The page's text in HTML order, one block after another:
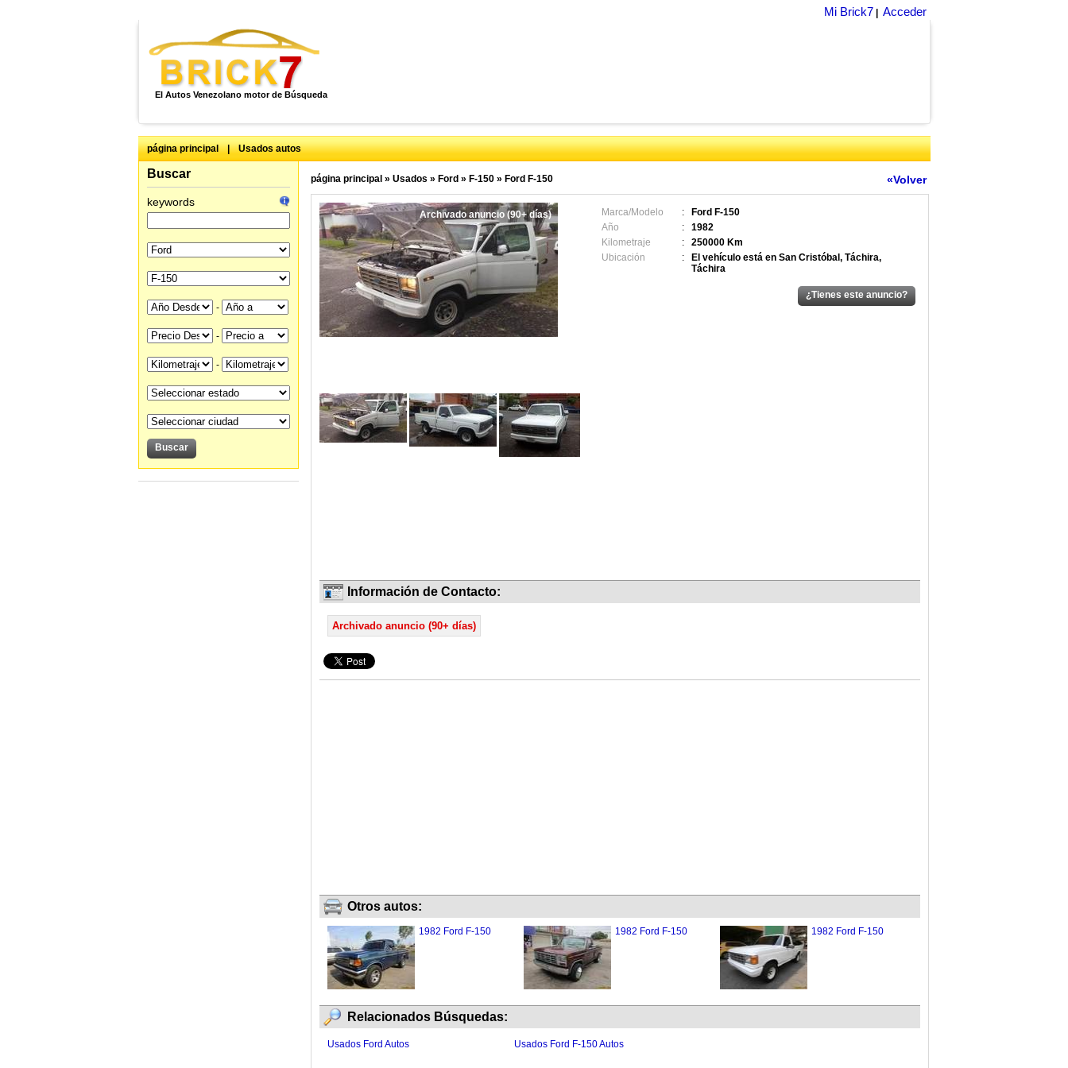
Mi Brick7 Acceder
El Autos Venezolano motor de Búsqueda
página principal | Usados autos
Buscar
keywords
-
-
-
«Volver
página principal » Usados » Ford » F-150» Ford F-150
Archivado anuncio (90+ días) Marca/Modelo :
Ford F-150
Año
:
1982
Kilometraje
:
250000 Km
Ubicación
:
El vehículo está en San Cristóbal, Táchira,
Táchira
Información de Contacto:
Archivado anuncio (90+ días)
Otros autos:
1982 Ford F-150 1982 Ford F-150 1982 Ford F-150
Relacionados Búsquedas:
Usados Ford Autos Usados Ford F-150 Autos